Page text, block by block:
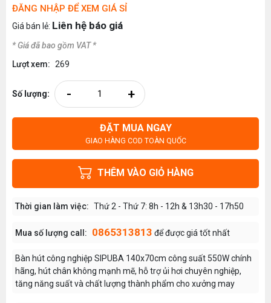
ĐĂNG NHẬP ĐỂ XEM GIÁ SỈ
Giá bán lẻ: Liên hệ báo giá
* Giá đã bao gồm VAT *
Lượt xem: 269
Số lượng: - +
ĐẶT MUA NGAY
GIAO HÀNG COD TOÀN QUỐC
THÊM VÀO GIỎ HÀNG
Thời gian làm việc: Thứ 2 - Thứ 7: 8h - 12h & 13h30 - 17h50
Mua số lượng call: 0865313813 để được giá tốt nhất
Bàn hút công nghiệp SIPUBA 140x70cm công suất 550W chính
hãng, hút chân không mạnh mẽ, hỗ trợ ủi hơi chuyên nghiệp,
tăng năng suất và chất lượng thành phẩm cho xưởng may